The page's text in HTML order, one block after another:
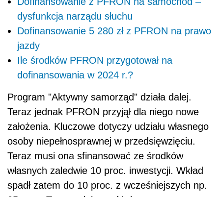
dysfunkcja narządu słuchu
Dofinansowanie 5 280 zł z PFRON na prawo
jazdy
Ile środków PFRON przygotował na
dofinansowania w 2024 r.?
Program "Aktywny samorząd" działa dalej.
Teraz jednak PFRON przyjął dla niego nowe
założenia. Kluczowe dotyczy udziału własnego
osoby niepełnosprawnej w przedsięwzięciu.
Teraz musi ona sfinansować ze środków
własnych zaledwie 10 proc. inwestycji. Wkład
spadł zatem do 10 proc. z wcześniejszych np.